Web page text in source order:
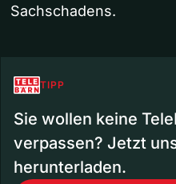
Sachschadens.
TIPP
Sie wollen keine
verpassen? Jetzt
herunterladen.